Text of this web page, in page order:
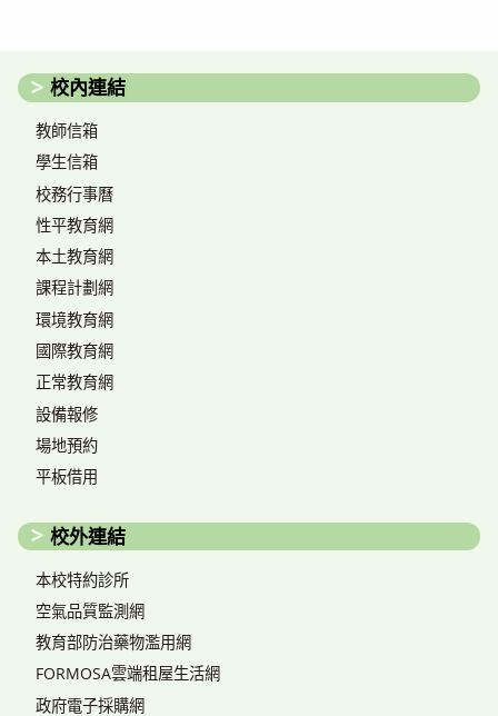
校內連結
教師信箱
學生信箱
校務行事曆
性平教育網
本土教育網
課程計劃網
環境教育網
國際教育網
正常教育網
設備報修
場地預約
平板借用
校外連結
本校特約診所
空氣品質監測網
教育部防治藥物濫用網
FORMOSA雲端租屋生活網
政府電子採購網